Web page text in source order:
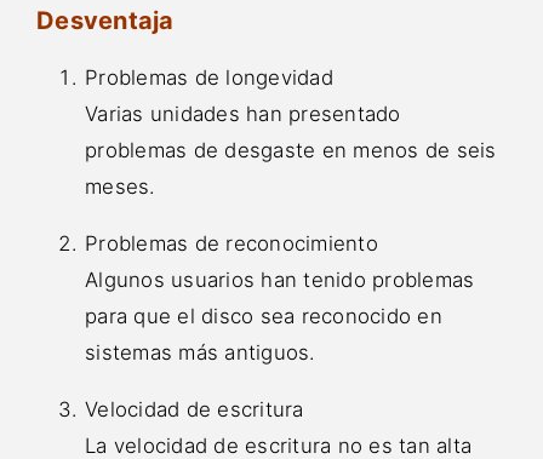
Desventaja
Problemas de longevidad
Varias unidades han presentado
problemas de desgaste en menos de seis
meses.
Problemas de reconocimiento
Algunos usuarios han tenido problemas
para que el disco sea reconocido en
sistemas más antiguos.
Velocidad de escritura
La velocidad de escritura no es tan alta